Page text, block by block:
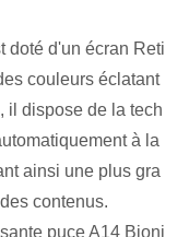
doté d'un écran Reti
couleurs éclatant
il dispose de la tech
à la
ainsi une plus gra
contenus.
puce A14 Bioni